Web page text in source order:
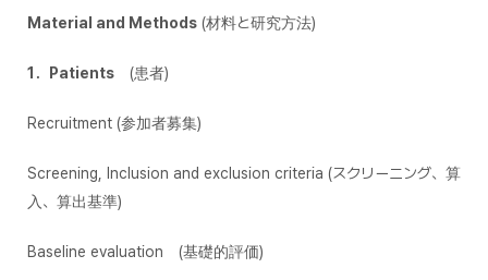
Material and Methods (材料と研究方法)
1．Patients (患者)
Recruitment (参加者募集)
Screening, Inclusion and exclusion criteria (スクリーニング、算
入、算出基準)
Baseline evaluation (基礎的評価)